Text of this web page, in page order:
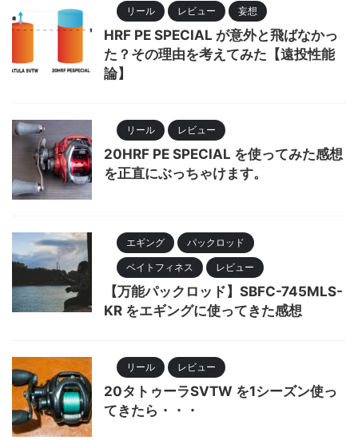
リール レビュー 妄想
HRF PE SPECIAL が意外と飛ばなかっ
た？その理由を考えてみた【遠投性能
論】
リール レビュー
20HRF PE SPECIAL を使ってみた感想
を正直にぶっちゃけます。
エギング パックロッド
ベイトフィネス レビュー
【万能パックロッド】SBFC-745MLS-
KR をエギングに使ってきた感想
リール レビュー
20タトゥーラSVTW を1シーズン使っ
てきたら・・・